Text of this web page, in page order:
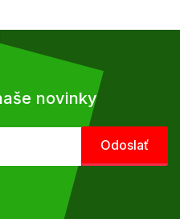
novinky